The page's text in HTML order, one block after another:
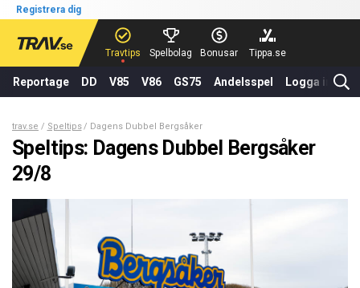
Registrera dig
Travtips Spelbolag Bonusar Tippa.se
Reportage DD V85 V86 GS75 Andelsspel Logga in
trav.se Speltips Dagens Dubbel Bergsåker 29/8
Speltips: Dagens Dubbel Bergsåker
29/8